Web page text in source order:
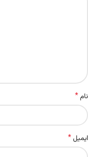
نام*
ایمیل*